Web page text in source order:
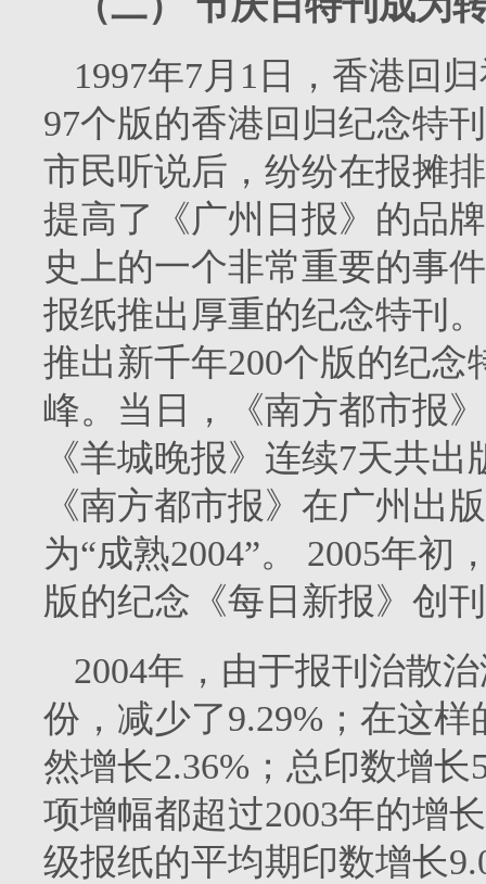
1997年7月 1 日，香港回
97个版的香港回归纪念特
市民听说后，纷纷在报摊
提高了《广州日报》的品
史上的一个非常重要的事
报纸推出厚重的纪念特刊。
推出新千年200个版的纪念
峰。当日，《南方都市报
《羊城晚报》连续7天共出
《南方都市报》在广州出
为“成熟2004”。 2005年初
版的纪念《每日新报》创刊
2004年，由于报刊治散
份，减少了9.29% ；在这
然增长2.36% ；总印数增长
项增幅都超过2003年的增
级报纸的平均期印数增长